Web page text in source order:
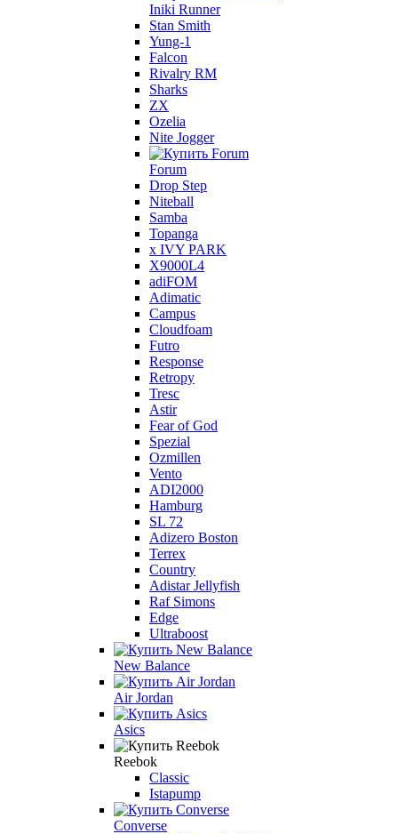
Iniki Runner
Stan Smith
Yung-1
Falcon
Rivalry RM
Sharks
ZX
Ozelia
Nite Jogger
Forum
Drop Step
Niteball
Samba
Topanga
x IVY PARK
X9000L4
adiFOM
Adimatic
Campus
Cloudfoam
Futro
Response
Retropy
Tresc
Astir
Fear of God
Spezial
Ozmillen
Vento
ADI2000
Hamburg
SL 72
Adizero Boston
Terrex
Country
Adistar Jellyfish
Raf Simons
Edge
Ultraboost
New Balance
Air Jordan
Asics
Reebok
Classic
Istapump
Converse